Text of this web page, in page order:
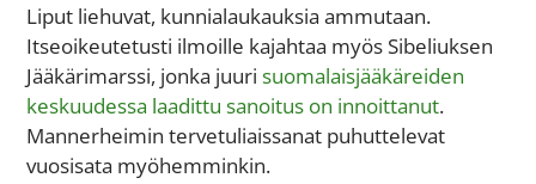
Liput liehuvat, kunnialaukauksia ammutaan.
Itseoikeutetusti ilmoille kajahtaa myös Sibeliuksen
Jääkärimarssi, jonka juurisuomalaisjääkäreiden
keskuudessa laadittu sanoitus on innoittanut.
Mannerheimin tervetuliaissanat puhuttelevat
vuosisata myöhemminkin.